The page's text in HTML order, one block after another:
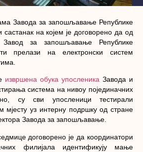
Завода за запошљавање Републике
на којем је договорено да од
Завод за запошљавање Републике
прелази на електронски систем
извршена обука упосленика Завода и
система на нивоу појединачних
су сви упосленици тестирали
мјесту уз интерну подршку од стране
Завода за запошљавање.
договорено је да координатори
филијала идентификују мање